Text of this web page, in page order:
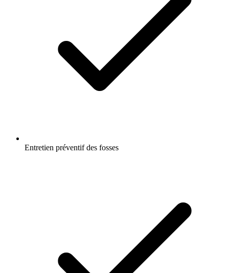
Entretien préventif des fosses